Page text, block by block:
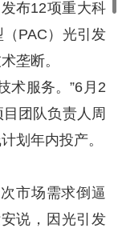
布12项重大科
PAC）光引发
垄断。
术服务。”6月2
团队负责人周
划年内投产。
市场需求倒逼
说，因光引发